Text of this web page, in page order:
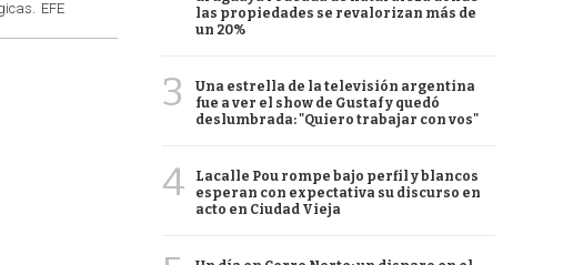
EFE
las propiedades se revalorizan más de
un 20%
3
Una estrella de la televisión argentina
fue a ver el show de Gustaf y quedó
deslumbrada: "Quiero trabajar con vos"
4
Lacalle Pou rompe bajo perfil y blancos
esperan con expectativa su discurso en
acto en Ciudad Vieja